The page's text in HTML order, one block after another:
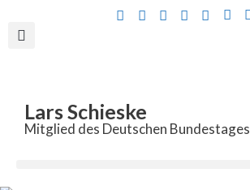
Lars Schieske
Mitglied des Deutschen Bundestages